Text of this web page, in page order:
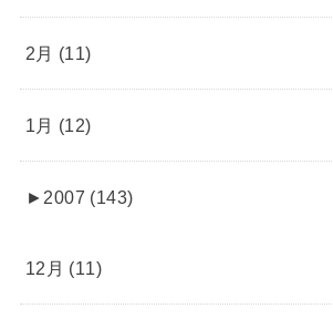
2月 (11)
1月 (12)
► 2007 (143)
12月 (11)